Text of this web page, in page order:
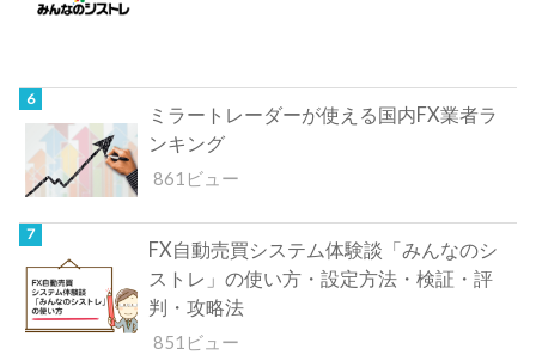
ミラートレーダーが使える国内FX業者ラ
ンキング
861ビュー
FX自動売買システム体験談「みんなのシ
ストレ」の使い方・設定方法・検証・評
判・攻略法
851ビュー